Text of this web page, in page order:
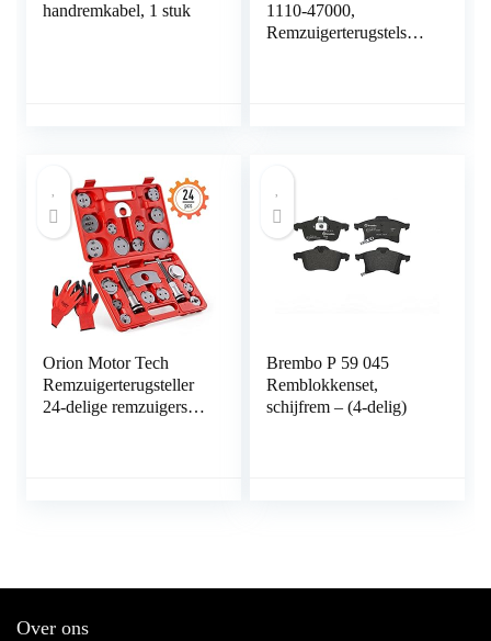
handremkabel, 1 stuk
1110-47000,
Remzuigerterugstelset,
Orion Motor Tech
Remzuigerterugsteller
24-delige remzuigerset
Brembo P 59 045
Remblokkenset,
schijfrem – (4-delig)
Over ons